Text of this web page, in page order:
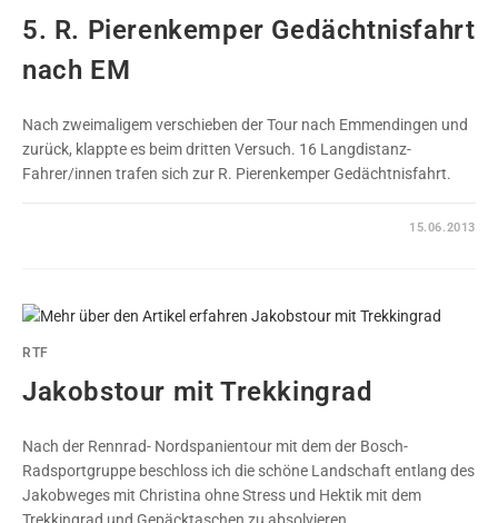
5. R. Pierenkemper Gedächtnisfahrt
nach EM
Nach zweimaligem verschieben der Tour nach Emmendingen und
zurück, klappte es beim dritten Versuch. 16 Langdistanz-
Fahrer/innen trafen sich zur R. Pierenkemper Gedächtnisfahrt.
15.06.2013
RTF
Jakobstour mit Trekkingrad
Nach der Rennrad- Nordspanientour mit dem der Bosch-
Radsportgruppe beschloss ich die schöne Landschaft entlang des
Jakobweges mit Christina ohne Stress und Hektik mit dem